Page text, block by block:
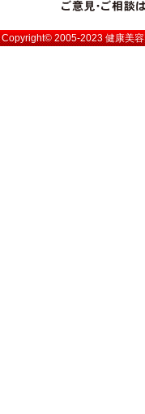
Copyright© 2005-2023健康美